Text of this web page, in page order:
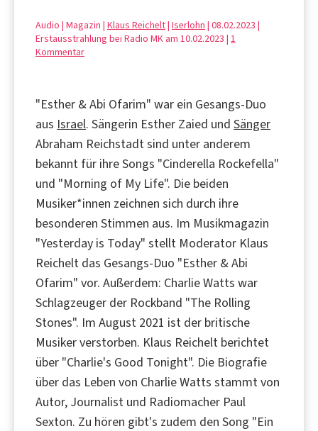
Audio | Magazin | Klaus Reichelt| Iserlohn | 08.02.2023 |
Erstausstrahlung bei Radio MK am 10.02.2023 | 1
Kommentar
"Esther & Abi Ofarim" war ein Gesangs-Duo
aus Israel. Sängerin Esther Zaied und Sänger
Abraham Reichstadt sind unter anderem
bekannt für ihre Songs "Cinderella Rockefella"
und "Morning of My Life". Die beiden
Musiker*innen zeichnen sich durch ihre
besonderen Stimmen aus. Im Musikmagazin
"Yesterday is Today" stellt Moderator Klaus
Reichelt das Gesangs-Duo "Esther & Abi
Ofarim" vor. Außerdem: Charlie Watts war
Schlagzeuger der Rockband "The Rolling
Stones". Im August 2021 ist der britische
Musiker verstorben. Klaus Reichelt berichtet
über "Charlie's Good Tonight". Die Biografie
über das Leben von Charlie Watts stammt von
Autor, Journalist und Radiomacher Paul
Sexton. Zu hören gibt's zudem den Song "Ein